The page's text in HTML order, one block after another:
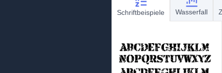
Schriftbeispiele Wasserfall